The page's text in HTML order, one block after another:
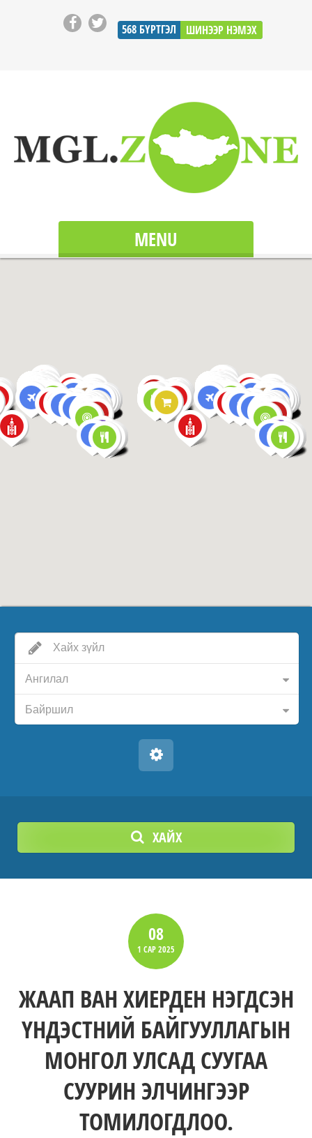
568 БҮРТГЭЛ ШИНЭЭР НЭМЭХ
MENU
Ангилал
Байршил
ХАЙХ
08
1 САР2025
ЖААП ВАН ХИЕРДЕН НЭГДСЭН
ҮНДЭСТНИЙ БАЙГУУЛЛАГЫН
МОНГОЛ УЛСАД СУУГАА
СУУРИН ЭЛЧИНГЭЭР
ТОМИЛОГДЛОО.